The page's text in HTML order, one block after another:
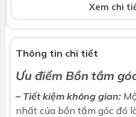
theo
Không bao
Xem chi
Thông tin chi tiết
Ưu điểm Bồn tắm
– Tiết kiệm không gian:
nhất của bồn tắm góc đó